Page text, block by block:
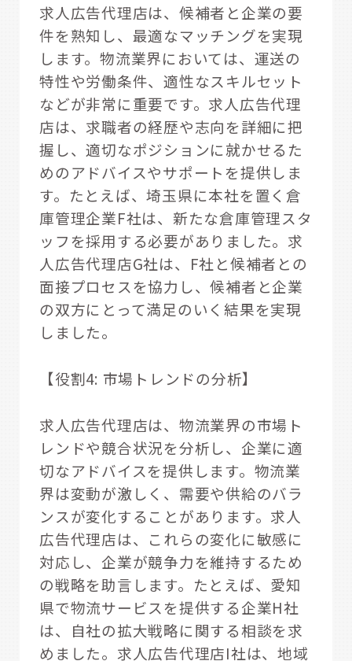
求人広告代理店は、候補者と企業の要
件を熟知し、最適なマッチングを実現
します。物流業界においては、運送の
特性や労働条件、適性なスキルセット
などが非常に重要です。求人広告代理
店は、求職者の経歴や志向を詳細に把
握し、適切なポジションに就かせるた
めのアドバイスやサポートを提供しま
す。たとえば、埼玉県に本社を置く倉
庫管理企業F社は、新たな倉庫管理スタ
ッフを採用する必要がありました。求
人広告代理店G社は、F社と候補者との
面接プロセスを協力し、候補者と企業
の双方にとって満足のいく結果を実現
しました。
【役割4: 市場トレンドの分析】
求人広告代理店は、物流業界の市場ト
レンドや競合状況を分析し、企業に適
切なアドバイスを提供します。物流業
界は変動が激しく、需要や供給のバラ
ンスが変化することがあります。求人
広告代理店は、これらの変化に敏感に
対応し、企業が競争力を維持するため
の戦略を助言します。たとえば、愛知
県で物流サービスを提供する企業H社
は、自社の拡大戦略に関する相談を求
めました。求人広告代理店I社は、地域